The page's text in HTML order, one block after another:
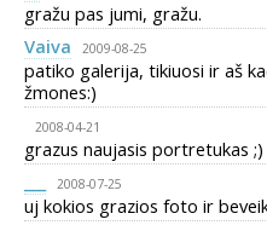
gražu pas jumi, gražu.
Vaiva
2009-08-25
patiko galerija, tikiuosi ir aš
žmones:)
2008-04-21
grazus naujasis portretukas ;)
2008-07-25
uj kokios grazios foto ir